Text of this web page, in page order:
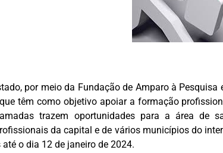
por meio da Fundação de Amparo à
têm como objetivo apoiar a formação
trazem oportunidades para a área de
da capital e de vários municípios do
o dia 12 de janeiro de 2024.